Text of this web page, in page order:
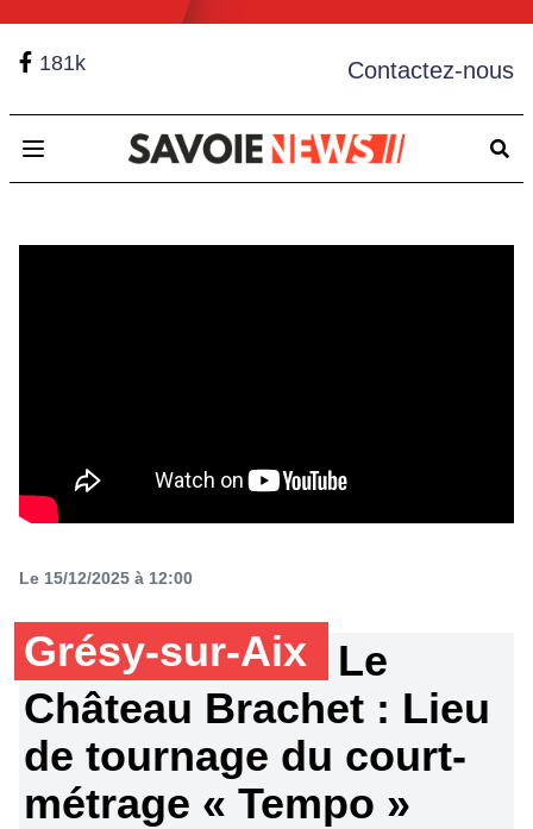
181k Contactez-nous
Open main menu
Le 15/12/2025 à 12:00
Grésy-sur-Aix
Le
Château Brachet : Lieu
de tournage du court-
métrage « Tempo »